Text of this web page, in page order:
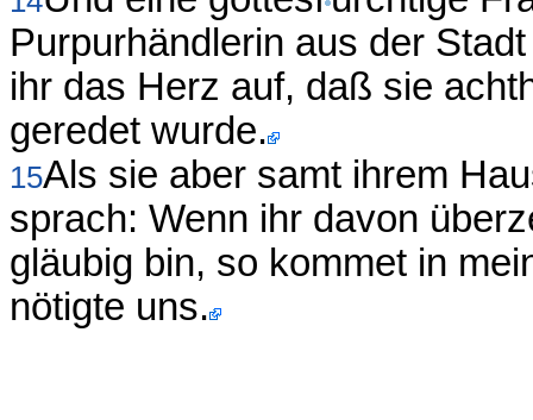
Purpurhändlerin aus der
ihr das Herz auf, daß sie
geredet wurde.
15Als sie aber samt ihrem
sprach: Wenn ihr davon
gläubig bin, so kommet in
nötigte uns.